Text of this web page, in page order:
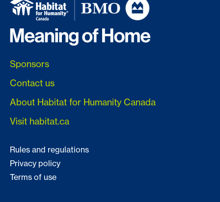
Sponsors
Contact us
About Habitat for Humanity Canada
Visit habitat.ca
Rules and regulations
Privacy policy
Terms of use